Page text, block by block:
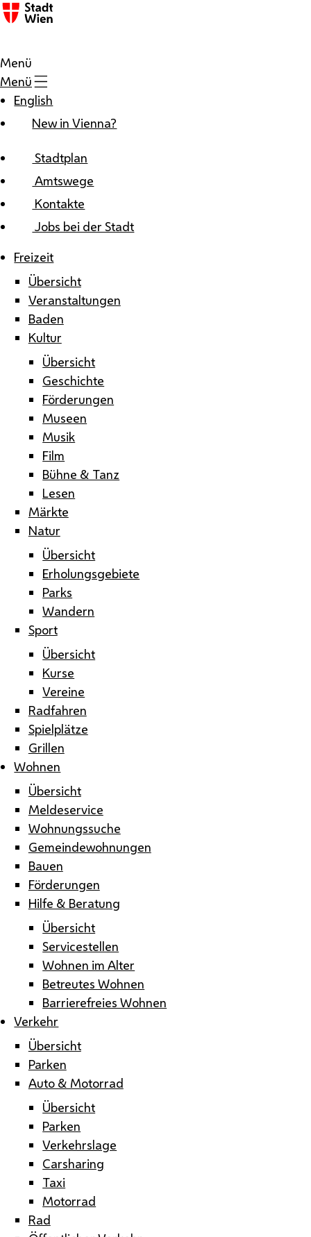
Zum Inhalt
Menü
Menü
English
New in Vienna?
Stadtplan
Amtswege
Kontakte
Jobs bei der Stadt
Freizeit
Übersicht
Veranstaltungen
Baden
Kultur
Übersicht
Geschichte
Förderungen
Museen
Musik
Film
Bühne & Tanz
Lesen
Märkte
Natur
Übersicht
Erholungsgebiete
Parks
Wandern
Sport
Übersicht
Kurse
Vereine
Radfahren
Spielplätze
Grillen
Wohnen
Übersicht
Meldeservice
Wohnungssuche
Gemeindewohnungen
Bauen
Förderungen
Hilfe & Beratung
Übersicht
Servicestellen
Wohnen im Alter
Betreutes Wohnen
Barrierefreies Wohnen
Verkehr
Übersicht
Parken
Auto & Motorrad
Übersicht
Parken
Verkehrslage
Carsharing
Taxi
Motorrad
Rad